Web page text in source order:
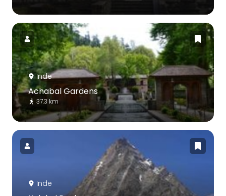
Inde
Achabal Gardens
37.3 km
Inde